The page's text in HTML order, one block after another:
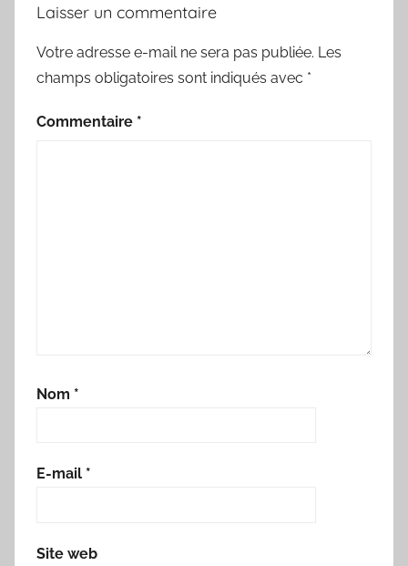
Laisser un commentaire
Votre adresse e-mail ne sera pas publiée. Les
champs obligatoires sont indiqués avec *
Commentaire *
Nom *
E-mail *
Site web